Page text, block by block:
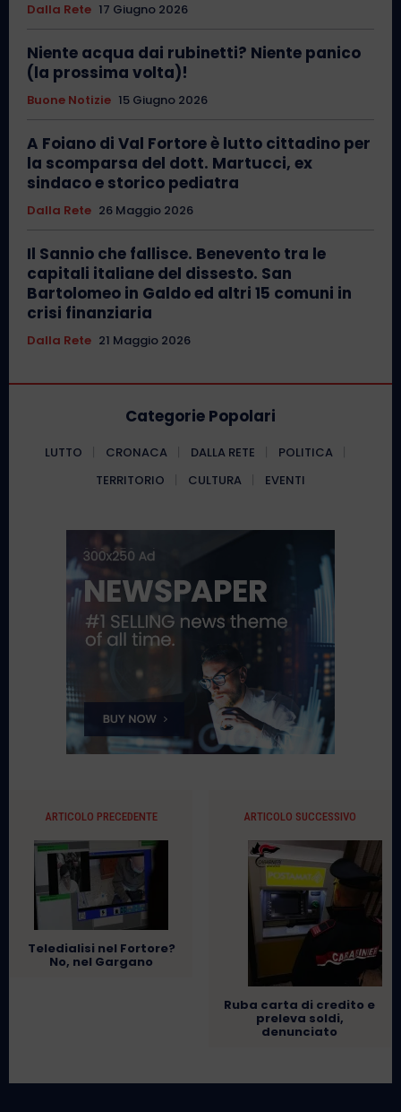
Dalla Rete 17 Giugno 2026
Niente acqua dai rubinetti? Niente panico
(la prossima volta)!
Buone Notizie 15 Giugno 2026
A Foiano di Val Fortore è lutto cittadino per
la scomparsa del dott. Martucci, ex
sindaco e storico pediatra
Dalla Rete 26 Maggio 2026
Il Sannio che fallisce. Benevento tra le
capitali italiane del dissesto. San
Bartolomeo in Galdo ed altri 15 comuni in
crisi finanziaria
Dalla Rete 21 Maggio 2026
Categorie Popolari
LUTTO CRONACA DALLA RETE
POLITICA
TERRITORIO
CULTURA EVENTI
ARTICOLO PRECEDENTE
Teledialisi nel Fortore?
No, nel Gargano
ARTICOLO SUCCESSIVO
Ruba carta di credito e
preleva soldi,
denunciato